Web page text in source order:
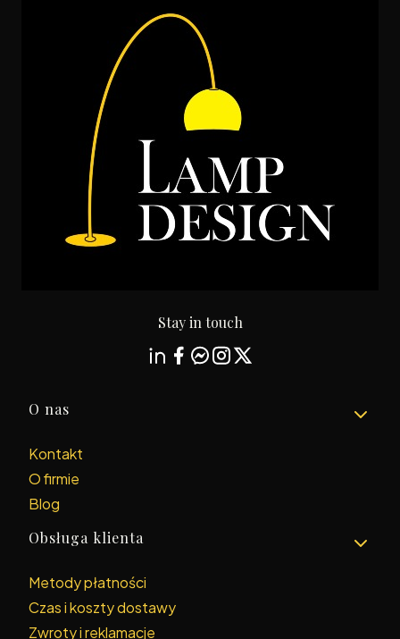
Stay in touch
Linki w stopce
O nas
Kontakt
O firmie
Blog
Obsługa klienta
Metody płatności
Czas i koszty dostawy
Zwroty i reklamacje